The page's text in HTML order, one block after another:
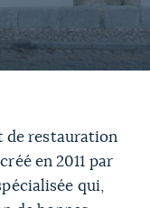
de restauration
en 2011 par
qui,